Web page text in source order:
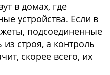
в домах, где
устройства. Если в
подсоединенные
строя, а контроль
скорее всего, их